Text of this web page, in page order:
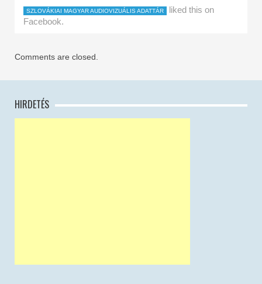
SZLOVÁKIAI MAGYAR AUDIOVIZUÁLIS ADATTÁR
liked this on
Facebook.
Comments are closed.
HIRDETÉS